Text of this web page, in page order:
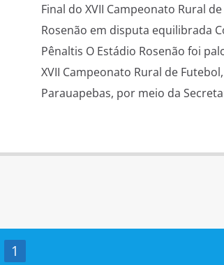
Final do XVII Campeonato Rural
Rosenão em disputa equilibrada
Pênaltis O Estádio Rosenão foi
XVII Campeonato Rural de
Parauapebas, por meio da
1